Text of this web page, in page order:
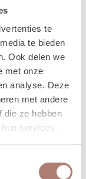
te
te bieden
Ook delen we
met onze
analyse. Deze
met andere
die ze hebben
services.
met dit leuke